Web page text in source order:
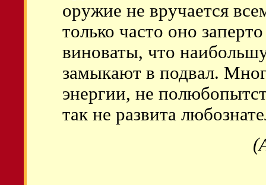
оружие не вручается
только часто оно
виноваты, что
замыкают в подвал.
энергии, не
так не развита